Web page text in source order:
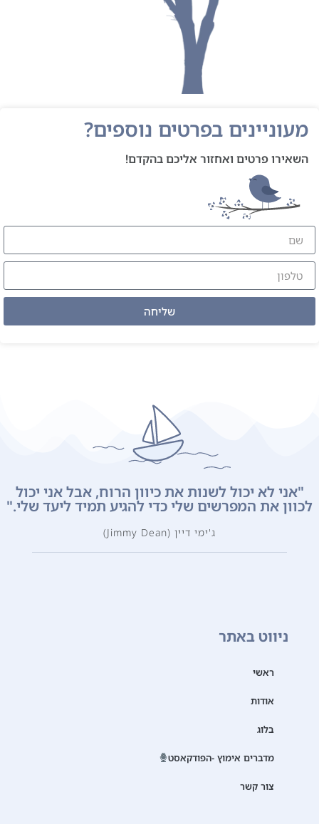
מעוניינים בפרטים נוספים?
השאירו פרטים ואחזור אליכם בהקדם!
שליחה
"אני לא יכול לשנות את כיוון הרוח, אבל אני יכול
את המפרשים שלי כדי להגיע תמיד ליעד שלי."
ג'ימי דיין (Jimmy Dean)
ניווט באתר
ראשי
אודות
בלוג
מדברים אימוץ -הפודקאסט
צור קשר